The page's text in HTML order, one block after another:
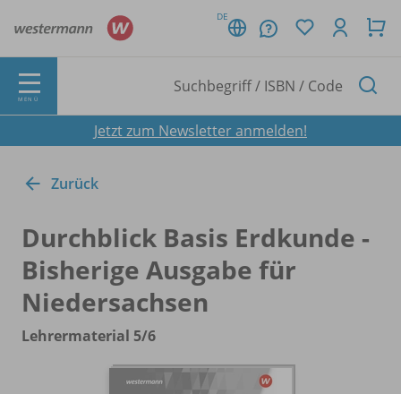
DE
MENÜ
Jetzt zum Newsletter anmelden!
Zurück
Durchblick Basis Erdkunde -
Bisherige Ausgabe für
Niedersachsen
Lehrermaterial 5/6